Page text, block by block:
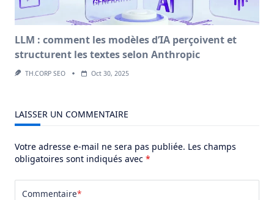
LLM : comment les modèles d’IA perçoivent et
structurent les textes selon Anthropic
TH.CORP SEO Oct 30, 2025
LAISSER UN COMMENTAIRE
Votre adresse e-mail ne sera pas publiée. Les champs
obligatoires sont indiqués avec *
Commentaire*